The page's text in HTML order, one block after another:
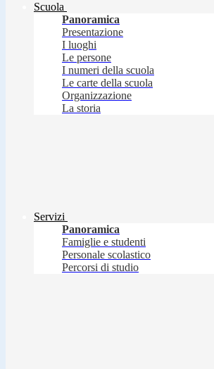
Scuola
Panoramica
Presentazione
I luoghi
Le persone
I numeri della scuola
Le carte della scuola
Organizzazione
La storia
Servizi
Panoramica
Famiglie e studenti
Personale scolastico
Percorsi di studio